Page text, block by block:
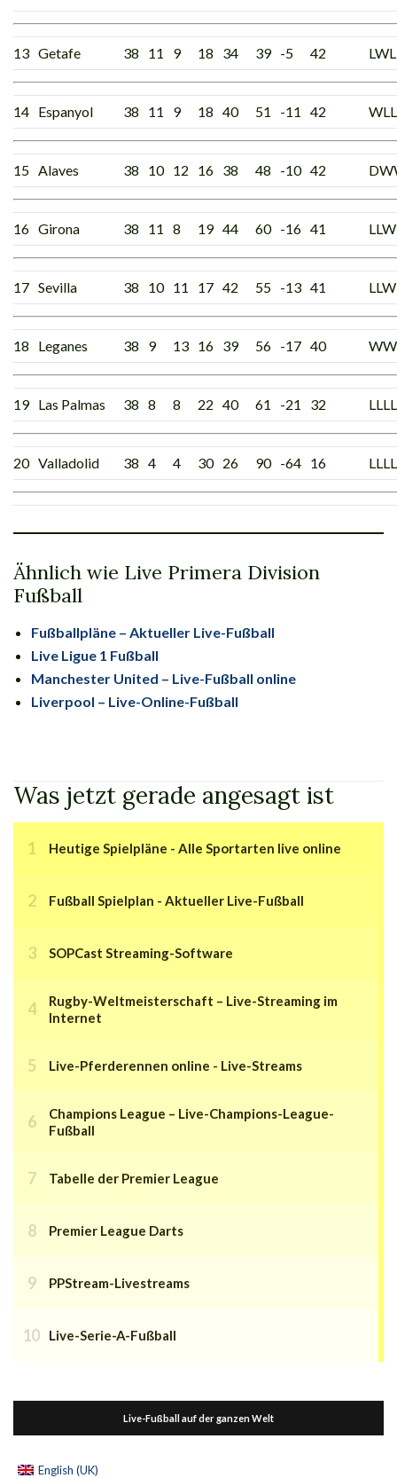
13 Getafe 38 11 9 18 34 39 -5 42
14 Espanyol 38 11 9 18 40 51 -11 42
15 Alaves 38 10 12 16 38 48 -10 42
16 Girona 38 11 8 19 44 60 -16 41
17 Sevilla 38 10 11 17 42 55 -13 41
18 Leganes 38 9 13 16 39 56 -17 40
19 Las Palmas 38 8 8 22 40 61 -21 32
20 Valladolid 38 4 4 30 26 90 -64 16
Ähnlich wie Live Primera Division
Fußball
Fußballpläne – Aktueller Live-Fußball
Live Ligue 1 Fußball
Manchester United – Live-Fußball online
Liverpool – Live-Online-Fußball
Was jetzt gerade angesagt ist
Heutige Spielpläne - Alle Sportarten live online
Fußball Spielplan - Aktueller Live-Fußball
SOPCast Streaming-Software
Rugby-Weltmeisterschaft – Live-Streaming im
Internet
Live-Pferderennen online - Live-Streams
Champions League – Live-Champions-League-
Fußball
Tabelle der Premier League
Premier League Darts
PPStream-Livestreams
Live-Serie-A-Fußball
Live-Fußball auf der ganzen Welt
English (UK)